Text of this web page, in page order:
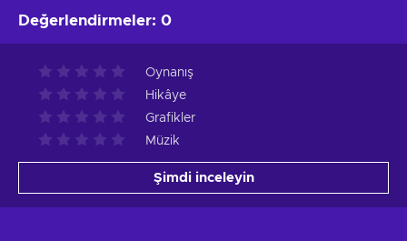
Değerlendirmeler: 0
Oynanış
Hikâye
Grafikler
Müzik
Şimdi inceleyin